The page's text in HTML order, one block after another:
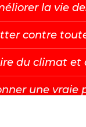
la vie
contre
du climat et
une vraie